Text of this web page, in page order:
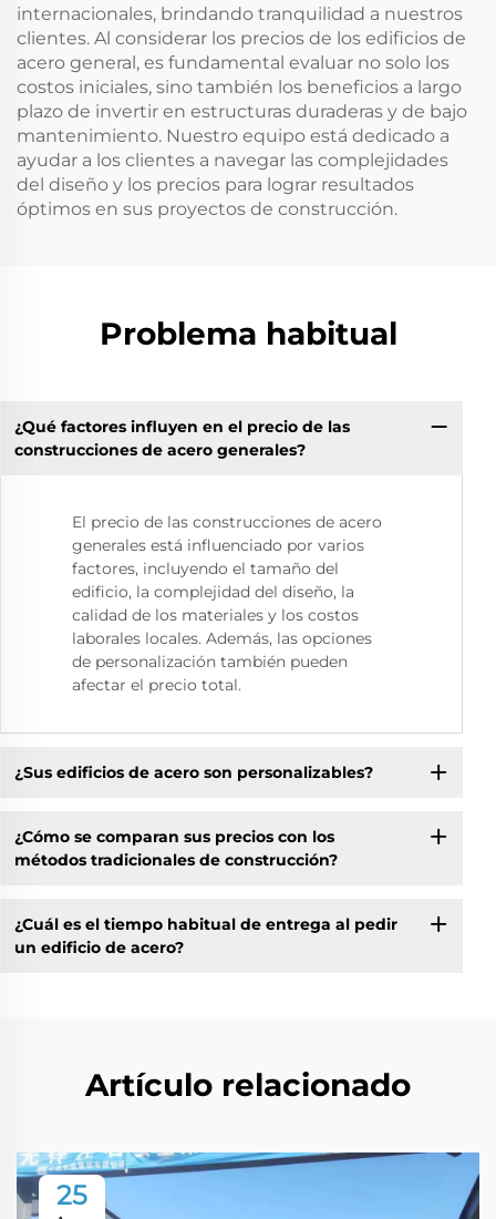
internacionales, brindando tranquilidad a nuestros
clientes. Al considerar los precios de los edificios de
acero general, es fundamental evaluar no solo los
costos iniciales, sino también los beneficios a largo
plazo de invertir en estructuras duraderas y de bajo
mantenimiento. Nuestro equipo está dedicado a
ayudar a los clientes a navegar las complejidades
del diseño y los precios para lograr resultados
óptimos en sus proyectos de construcción.
Problema habitual
¿Qué factores influyen en el precio de las
construcciones de acero generales?
El precio de las construcciones de acero
generales está influenciado por varios
factores, incluyendo el tamaño del
edificio, la complejidad del diseño, la
calidad de los materiales y los costos
laborales locales. Además, las opciones
de personalización también pueden
afectar el precio total.
¿Sus edificios de acero son personalizables?
¿Cómo se comparan sus precios con los
métodos tradicionales de construcción?
¿Cuál es el tiempo habitual de entrega al pedir
un edificio de acero?
Artículo relacionado
25